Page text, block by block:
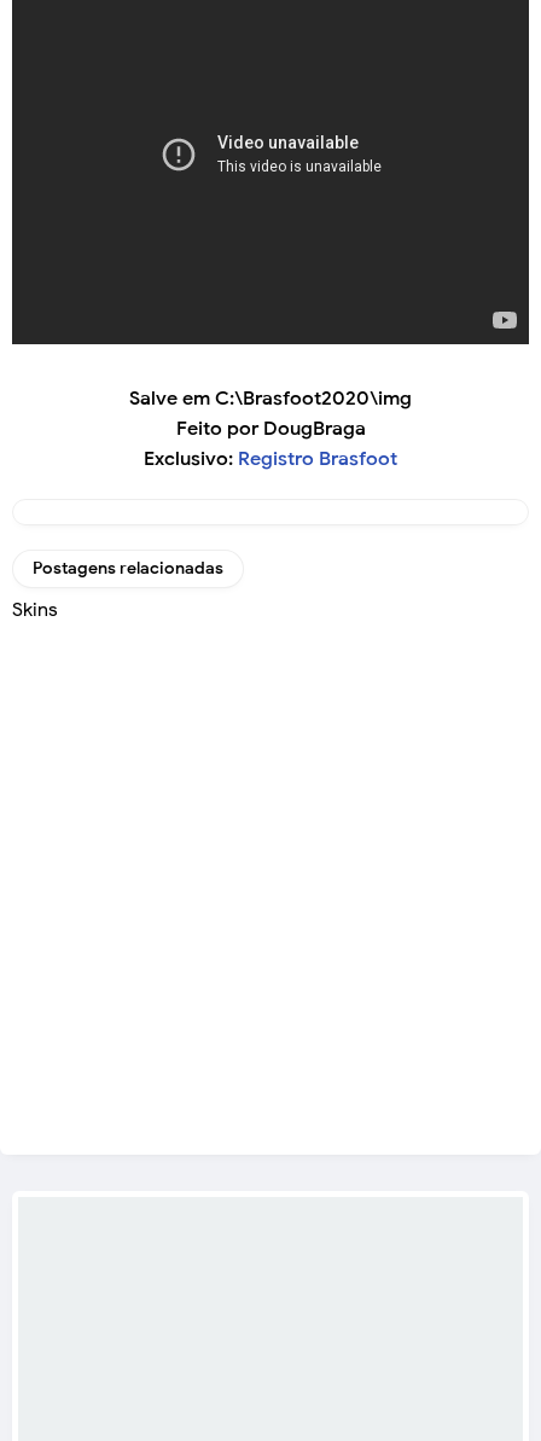
Salve em C:\Brasfoot2020\img
Feito por DougBraga
Exclusivo: Registro Brasfoot
Postagens relacionadas
Skins